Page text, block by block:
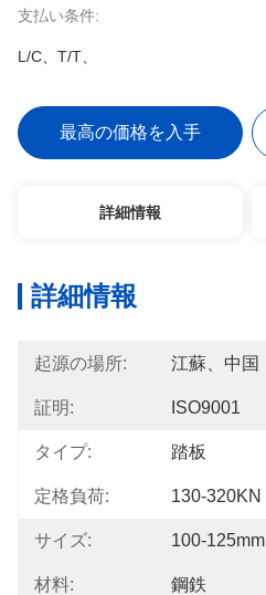
支払い条件:
L/C、T/T、
最高の価格を入手
詳細情報
詳細情報
起源の場所: 江蘇、中国
証明: ISO9001
タイプ: 踏板
定格負荷: 130-320KN
サイズ: 100-125mm
材料: 鋼鉄